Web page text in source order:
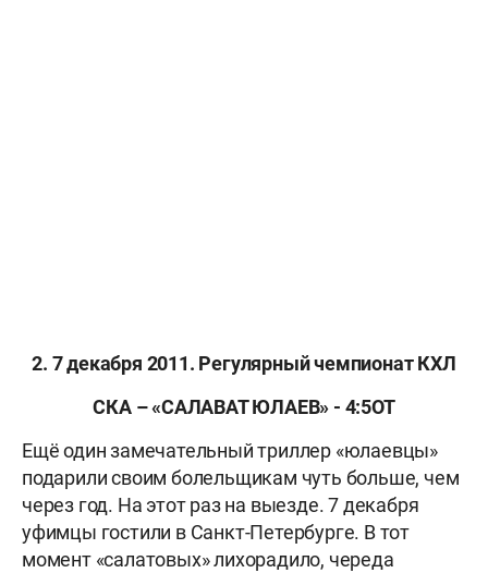
2. 7 декабря 2011. Регулярный чемпионат КХЛ
СКА – «САЛАВАТ ЮЛАЕВ» - 4:5ОТ
Ещё один замечательный триллер «юлаевцы»
подарили своим болельщикам чуть больше, чем
через год. На этот раз на выезде. 7 декабря
уфимцы гостили в Санкт-Петербурге. В тот
момент «салатовых» лихорадило, череда